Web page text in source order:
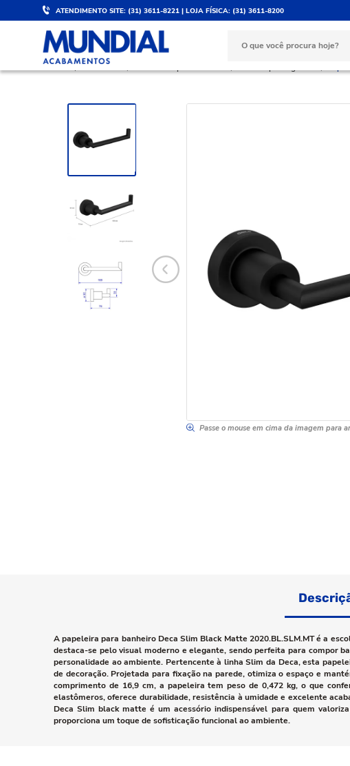
ATENDIMENTO SITE: (31) 3611-8221 | LOJA FÍSICA: (31) 3611-8200
DESCONTO DE 5%
Válido para PIX e boleto
PARCELE ATÉ 10X
BANHEIRO
Passe o mouse em cima da imagem para
A papeleira para banheiro Deca Slim Black Matte 2020.BL.SLM.MT é a
destaca-se pelo visual moderno e elegante, sendo perfeita para compor
personalidade ao ambiente. Pertencente à linha Slim da Deca, esta
de decoração. Projetada para fixação na parede, otimiza o espaço e
comprimento de 16,9 cm, a papeleira tem peso de 0,472 kg, o que
elastômeros, oferece durabilidade, resistência à umidade e excelente
Deca Slim black matte é um acessório indispensável para quem
proporciona um toque de sofisticação funcional ao ambiente.